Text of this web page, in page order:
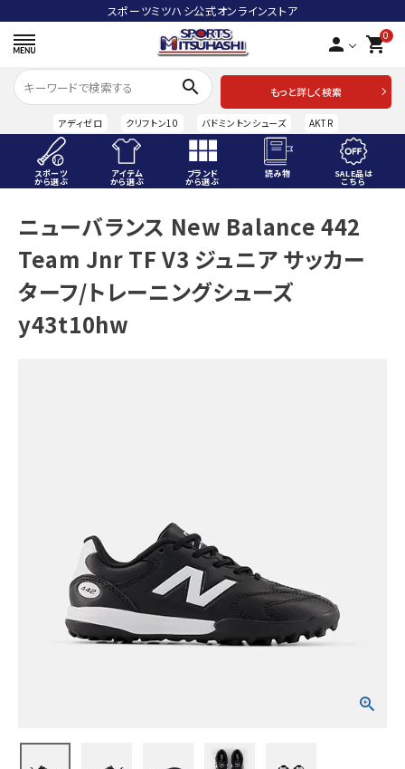
スポーツミツハシ公式オンラインストア
person 0
shopping_cart
search
もっと詳しく検索
アディゼロ クリフトン10 バドミントンシューズ AKTR
スポーツ
から選ぶ
アイテム
から選ぶ
ブランド
から選ぶ
読み物 SALE品は
こちら
ACCOUNT MENU
ようこそ ゲスト 様
meeting_room ログイン person 会員登録
スポーツから選ぶ
ご利用ガイド
お問い合わせ
メルマガ登録
ニューバランス New Balance 442
Team Jnr TF V3 ジュニア サッカー
ターフ/トレーニングシューズ
y43t10hw